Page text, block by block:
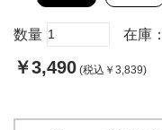
数量 在庫：
￥3,490 (税込￥3,839)